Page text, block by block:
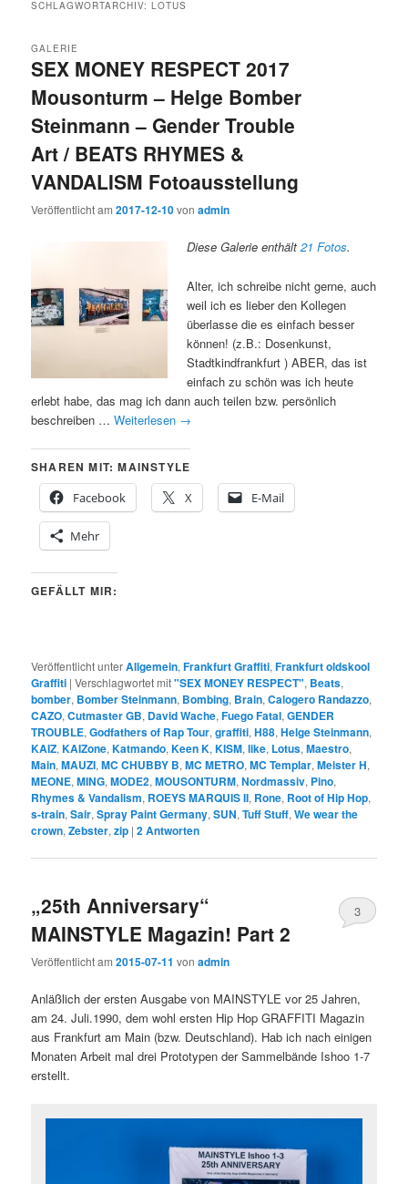
SCHLAGWORTARCHIV:LOTUS
SEX MONEY RESPECT 2017
Mousonturm – Helge Bomber
Steinmann – Gender Trouble
Art / BEATS RHYMES &
VANDALISM Fotoausstellung
GALERIE
Veröffentlicht am2017-12-10vonadmin
Diese Galerie enthält21 Fotos.
Alter, ich schreibe nicht gerne, auch
weil ich es lieber den Kollegen
überlasse die es einfach besser
können! (z.B.: Dosenkunst,
Stadtkindfrankfurt ) ABER, das ist
einfach zu schön was ich heute
erlebt habe, das mag ich dann auch teilen bzw. persönlich
beschreiben …Weiterlesen →
SHAREN MIT: MAINSTYLE
Facebook
X E-Mail
Mehr
GEFÄLLT MIR:
Veröffentlicht unterAllgemein,Frankfurt Graffiti,Frankfurt oldskool
Graffiti |Verschlagwortet mit"SEX MONEY RESPECT", Beats,
bomber, Bomber Steinmann, Bombing, Brain,Calogero Randazzo,
CAZO,Cutmaster GB, David Wache,Fuego Fatal,GENDER
TROUBLE,Godfathers of Rap Tour,graffiti,H88,Helge Steinmann,
KAIZ,KAIZone,Katmando,Keen K,KISM,like, Lotus,Maestro,
Main,MAUZI,MC CHUBBY B,MC METRO,MC Templar,Meister H,
MEONE,MING,MODE2,MOUSONTURM,Nordmassiv, Pino,
Rhymes & Vandalism, ROEYS MARQUIS II, Rone, Root of Hip Hop,
s-train,Sair,Spray Paint Germany,SUN,Tuff Stuff,We wear the
crown,Zebster,zip |2Antworten
„25th Anniversary“
MAINSTYLE Magazin! Part 2
Veröffentlicht am2015-07-11 vonadmin
3
Anläßlich der ersten Ausgabe von MAINSTYLE vor 25 Jahren,
am 24. Juli.1990, dem wohl ersten Hip Hop GRAFFITI Magazin
aus Frankfurt am Main (bzw. Deutschland). Hab ich nach einigen
Monaten Arbeit mal drei Prototypen der Sammelbände Ishoo 1-7
erstellt.